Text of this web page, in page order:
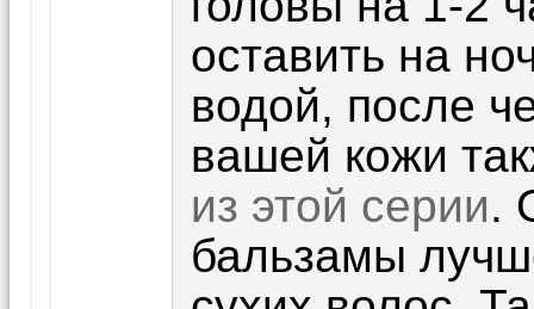
оставить на
водой, после
вашей кожи
из этой серии.
бальзамы